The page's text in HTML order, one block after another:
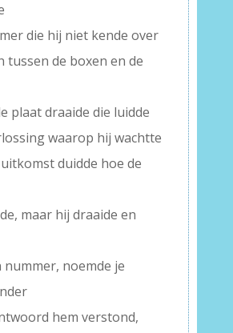
die hij niet kende over
tussen de boxen en de
plaat draaide die luidde
waarop hij wachtte
duidde hoe de
maar hij draaide en
nummer, noemde je
hem verstond,